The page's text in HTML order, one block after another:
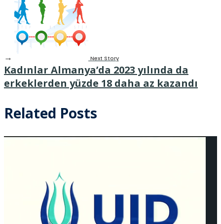
→ Next Story
Kadınlar Almanya’da 2023 yılında da
erkeklerden yüzde 18 daha az kazandı
Related Posts